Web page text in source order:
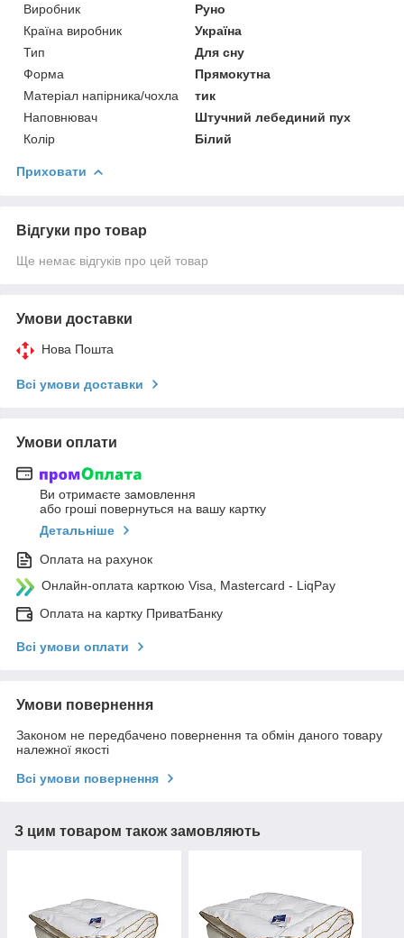
Виробник
Руно
Країна виробник
Україна
Тип
Для сну
Форма
Прямокутна
Матеріал напірника/чохла
тик
Наповнювач
Штучний лебединий пух
Колір
Білий
Приховати
Відгуки про товар
Ще немає відгуків про цей товар
Умови доставки
Нова Пошта
Всі умови доставки
Умови оплати
Ви отримаєте замовлення
або гроші повернуться на вашу картку
Детальніше
Оплата на рахунок
Онлайн-оплата карткою Visa, Mastercard - LiqPay
Оплата на картку ПриватБанку
Всі умови оплати
Умови повернення
Законом не передбачено повернення та обмін даного товару
належної якості
Всі умови повернення
З цим товаром також замовляють